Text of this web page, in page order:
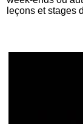
leçons et stages